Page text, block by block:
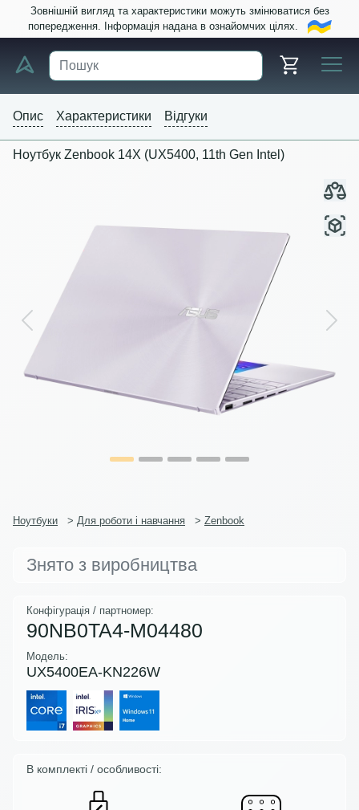
Зовнішній вигляд та характеристики можуть змінюватися без
попередження. Інформація надана в ознайомчих цілях.
Опис Характеристики Відгуки
Ноутбук Zenbook 14X (UX5400, 11th Gen Intel)
Previous Next
Ноутбуки > Для роботи і навчання > Zenbook
Знято з виробництва
Конфігурація / партномер:
90NB0TA4-M04480
Модель:
UX5400EA-KN226W
В комплекті / особливості: